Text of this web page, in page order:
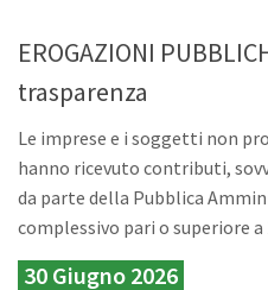
EROGAZIONI
trasparenza
Le imprese e i soggetti non
hanno ricevuto contributi,
da parte della Pubblica
complessivo pari o superiore a
30 Giugno 2026